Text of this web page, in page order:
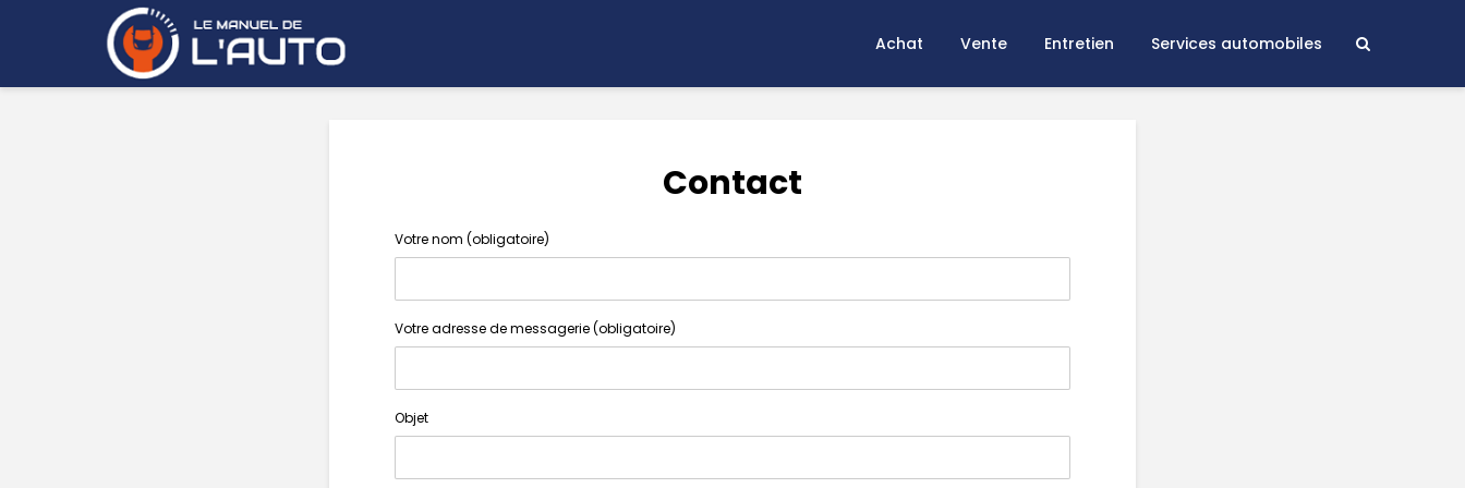
Achat Vente Entretien Services automobiles
Contact
Votre nom (obligatoire)
Votre adresse de messagerie (obligatoire)
Objet